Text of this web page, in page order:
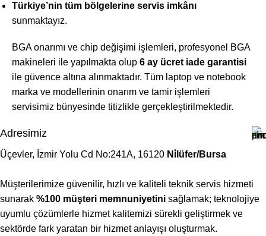
Türkiye’nin tüm bölgelerine servis imkânı
sunmaktayız.
BGA onarımı ve chip değişimi işlemleri, profesyonel BGA
makineleri ile yapılmakta olup 6 ay ücret iade garantisi
ile güvence altına alınmaktadır. Tüm laptop ve notebook
marka ve modellerinin onarım ve tamir işlemleri
servisimiz bünyesinde titizlikle gerçekleştirilmektedir.
Adresimiz
Üçevler, İzmir Yolu Cd No:241A, 16120 Ni̇lüfer/Bursa
Müşterilerimize güvenilir, hızlı ve kaliteli teknik servis hizmeti
sunarak %100 müşteri memnuniyetini sağlamak; teknolojiye
uyumlu çözümlerle hizmet kalitemizi sürekli geliştirmek ve
sektörde fark yaratan bir hizmet anlayışı oluşturmak.